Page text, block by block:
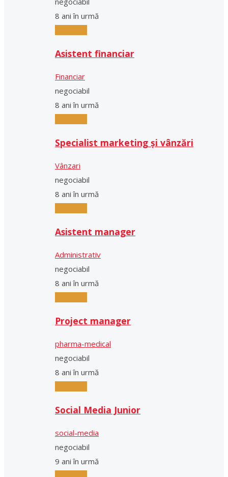
8 ani în urmă
Asistent financiar
Financiar
negociabil
8 ani în urmă
Specialist marketing și vânzări
Vânzari
negociabil
8 ani în urmă
Asistent manager
Administrativ
negociabil
8 ani în urmă
Project manager
pharma-medical
negociabil
8 ani în urmă
Social Media Junior
social-media
negociabil
9 ani în urmă